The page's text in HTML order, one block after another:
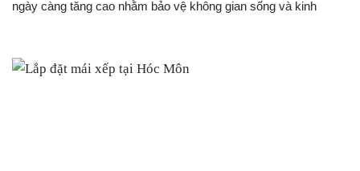
ngày càng tăng cao nhằm bảo vệ không gian sống và kinh